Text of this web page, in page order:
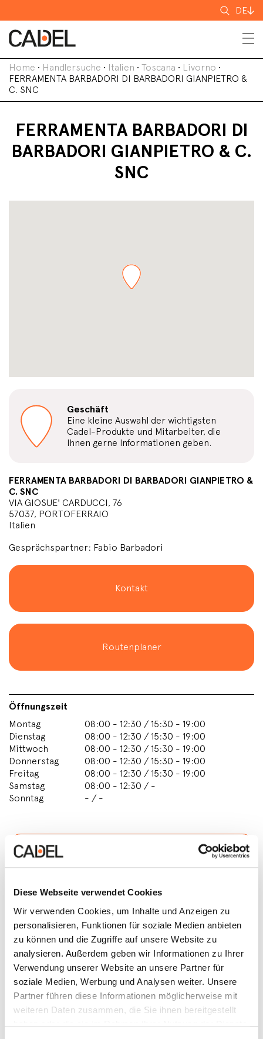
Diese Webseite verwendet Cookies
Wir verwenden Cookies, um Inhalte und Anzeigen zu
personalisieren, Funktionen für soziale Medien anbieten
zu können und die Zugriffe auf unsere Website zu
analysieren. Außerdem geben wir Informationen zu Ihrer
Verwendung unserer Website an unsere Partner für
soziale Medien, Werbung und Analysen weiter. Unsere
Partner führen diese Informationen möglicherweise mit
weiteren Daten zusammen, die Sie ihnen bereitgestellt
Suchen
nach
DE
Home • Handlersuche • Italien • Toscana • Livorno •
FERRAMENTA BARBADORI DI BARBADORI GIANPIETRO &
C. SNC
FERRAMENTA BARBADORI DI
BARBADORI GIANPIETRO & C.
SNC
Geschäft
Eine kleine Auswahl der wichtigsten
Cadel-Produkte und Mitarbeiter, die
Ihnen gerne Informationen geben.
FERRAMENTA BARBADORI DI BARBADORI GIANPIETRO &
C. SNC
VIA GIOSUE' CARDUCCI, 76
57037, PORTOFERRAIO
Italien
Gesprächspartner: Fabio Barbadori
Kontakt
Routenplaner
Öffnungszeit
Montag
08:00 - 12:30 / 15:30 - 19:00
Dienstag
08:00 - 12:30 / 15:30 - 19:00
Mittwoch
08:00 - 12:30 / 15:30 - 19:00
Donnerstag
08:00 - 12:30 / 15:30 - 19:00
Freitag
08:00 - 12:30 / 15:30 - 19:00
Samstag
08:00 - 12:30 / -
Sonntag
- / -
Siehe E-Mail
Kontakt